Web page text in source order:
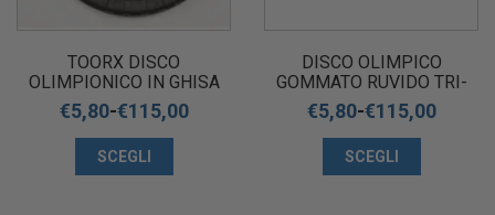
TOORX DISCO
OLIMPIONICO IN GHISA
GOMMATO Ø 50 MM
€5,80-€115,00
SCEGLI
DISCO OLIMPICO
GOMMATO RUVIDO TRI-
GRIP DIAMOND
€5,80-€115,00
SCEGLI